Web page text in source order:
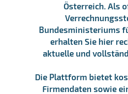
Österreich. Als
Bundesministeriums
erhalten Sie hier
aktuelle und
Die Plattform bietet
Firmendaten sowie